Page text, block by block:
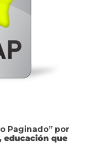
Paginado” por
educación que